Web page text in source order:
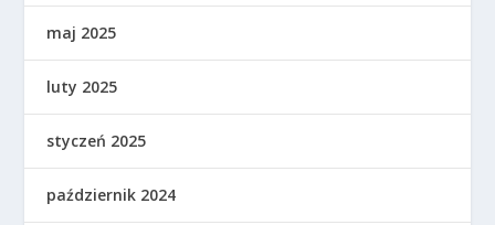
maj 2025
luty 2025
styczeń 2025
październik 2024